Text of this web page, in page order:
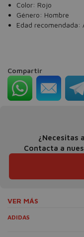
Color: Rojo
Género: Hombre
Edad recomendada:
Compartir
¿Necesitas
Contacta a
VER MÁS
ADIDAS